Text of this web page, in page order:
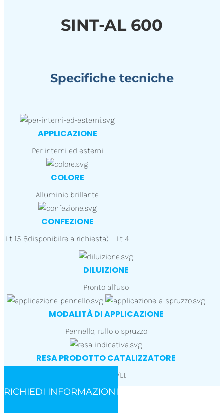
SINT-AL 600
Specifiche tecniche
APPLICAZIONE
Per interni ed esterni
COLORE
Alluminio brillante
CONFEZIONE
Lt 15 8disponibilre a richiesta) – Lt 4
DILUIZIONE
Pronto all’uso
MODALITÀ DI APPLICAZIONE
Pennello, rullo o spruzzo
RESA PRODOTTO CATALIZZATORE
10-12 mq/Lt
RICHIEDI INFORMAZIONI